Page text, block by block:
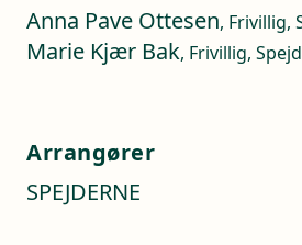
Anna Pave Ottesen, Frivillig,
Marie Kjær Bak, Frivillig,
Arrangører
SPEJDERNE